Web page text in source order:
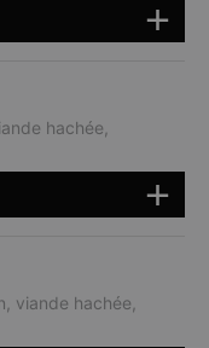
hachée,
viande hachée,